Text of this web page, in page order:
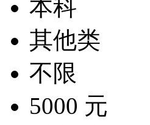
本科
其他类
不限
5000 元